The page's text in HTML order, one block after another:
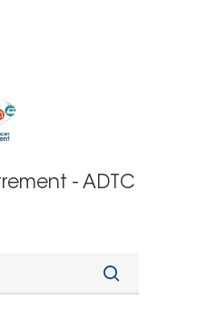
- ADTC